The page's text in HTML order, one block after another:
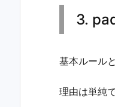
3.
基本ルール
理由は単純で